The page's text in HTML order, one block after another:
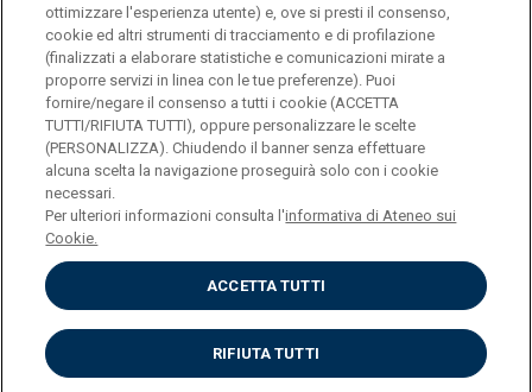
© Università Cattolica del Sacro Cuore
Largo A. Gemelli 1, 20123 Milano
Privacy
Cookies
Impostazione Cookies
ottimizzare l'esperienza utente) e, ove si presti il consenso,
cookie ed altri strumenti di tracciamento e di profilazione
(finalizzati a elaborare statistiche e comunicazioni mirate a
proporre servizi in linea con le tue preferenze). Puoi
fornire/negare il consenso a tutti i cookie (ACCETTA
TUTTI/RIFIUTA TUTTI), oppure personalizzare le scelte
(PERSONALIZZA). Chiudendo il banner senza effettuare
alcuna scelta la navigazione proseguirà solo con i cookie
necessari.
Per ulteriori informazioni consulta l'informativa di Ateneo sui
Cookie.
ACCETTA TUTTI
RIFIUTA TUTTI